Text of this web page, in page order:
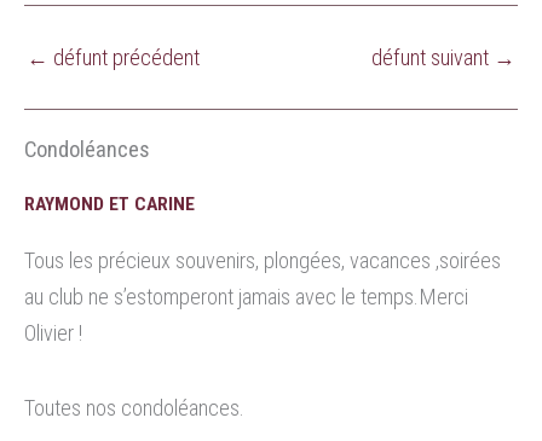
← défunt précédent défunt suivant →
Condoléances
RAYMOND ET CARINE
Tous les précieux souvenirs, plongées, vacances ,soirées
au club ne s’estomperont jamais avec le temps.Merci
Olivier !
Toutes nos condoléances.